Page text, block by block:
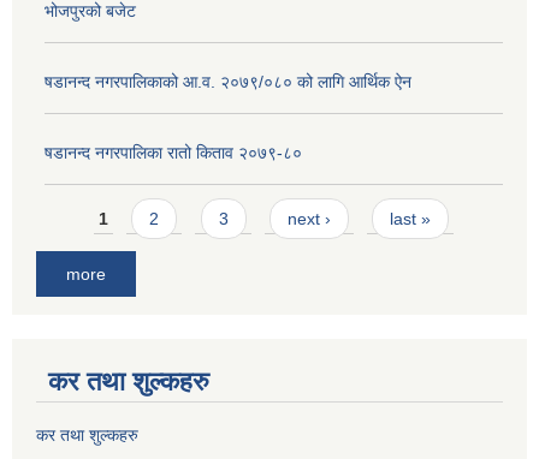
भोजपुरको बजेट
षडानन्द नगरपालिकाको आ.व. २०७९/०८० को लागि आर्थिक ऐन
षडानन्द नगरपालिका रातो किताव २०७९-८०
Pages
1 2 3 next › last »
more
कर तथा शुल्कहरु
कर तथा शुल्कहरु